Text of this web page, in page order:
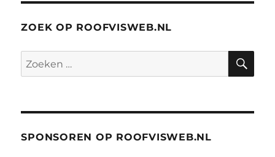
ZOEK OP ROOFVISWEB.NL
Zoeken
naar:
SPONSOREN OP ROOFVISWEB.NL